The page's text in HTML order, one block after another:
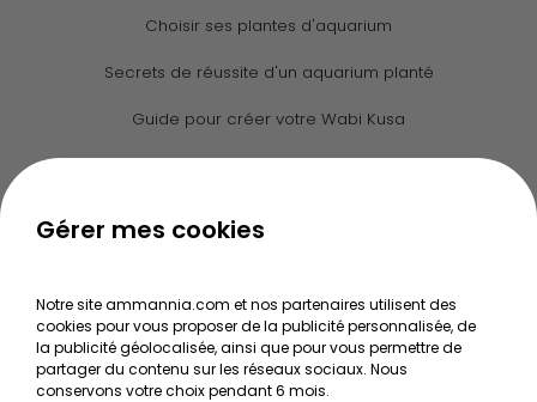
Choisir ses plantes d'aquarium
Secrets de réussite d'un aquarium planté
Guide pour créer votre Wabi Kusa
Le journal d'Ammannia
NOS SERVICES
Mentions légales
Conditions générales de vente
Gérer mes cookies
Notre site ammannia.com et nos partenaires utilisent des
cookies pour vous proposer de la publicité personnalisée, de
la publicité géolocalisée, ainsi que pour vous permettre de
partager du contenu sur les réseaux sociaux. Nous
conservons votre choix pendant 6 mois.